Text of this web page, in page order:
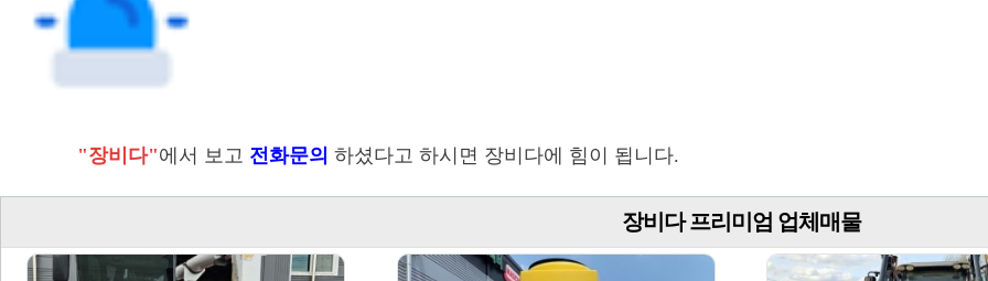
"장비다"에서 보고 전화문의 하셨다고 하시면 장비다에 힘이 됩니다.
장비다 프리미엄 업체매물